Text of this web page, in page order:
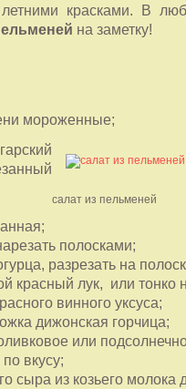
красками. В
на заметку!
мороженные;
салат из пельменей
полосками;
разрезать на
красный лук, или тонко
винного уксуса;
дижонская горчица;
или
вкусу;
сыра из козьего молока